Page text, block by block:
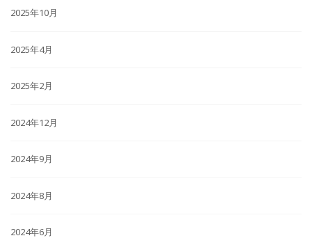
2025年10月
2025年4月
2025年2月
2024年12月
2024年9月
2024年8月
2024年6月